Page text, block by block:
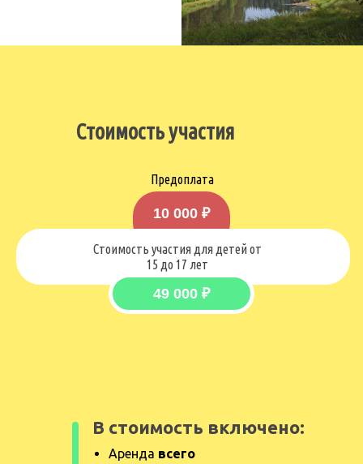
Стоимость участия
Стоимость участия для детей от
15 до 17 лет
49 000 ₽
10 000 ₽
Предоплата
Аренда всего
В стоимость включено: